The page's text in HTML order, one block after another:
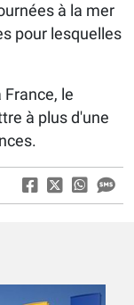
à la mer
pour lesquelles
le
à plus d'une